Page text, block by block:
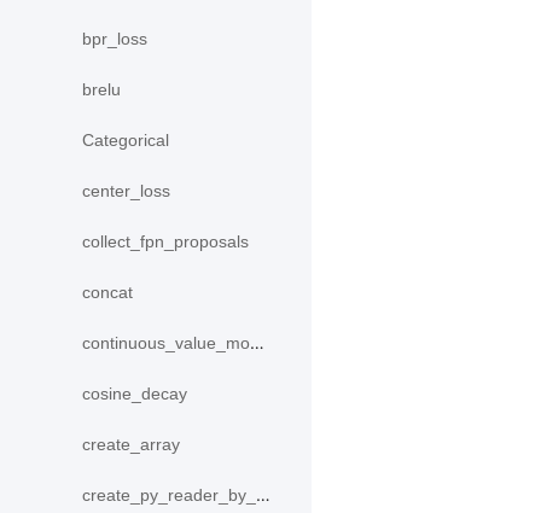
bpr_loss
brelu
Categorical
center_loss
collect_fpn_proposals
concat
continuous_value_model
cosine_decay
create_array
create_py_reader_by_data